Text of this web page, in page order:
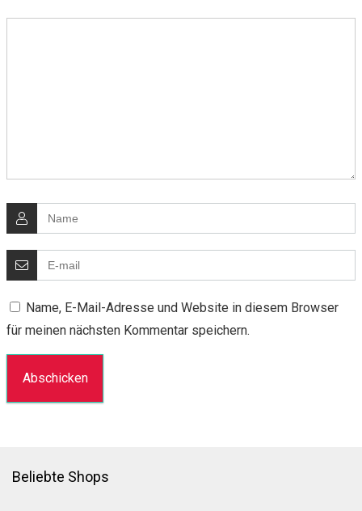
Name, E-Mail-Adresse und Website in diesem Browser
für meinen nächsten Kommentar speichern.
Beliebte Shops